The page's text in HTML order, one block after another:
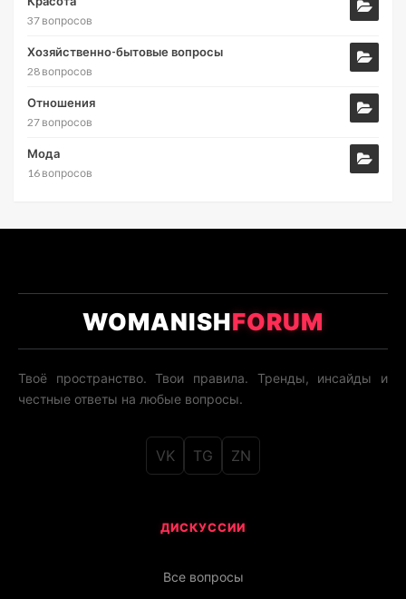
37 вопросов
Хозяйственно-бытовые вопросы
28 вопросов
Отношения
27 вопросов
Мода
16 вопросов
WOMANISHFORUM
Твоё пространство. Твои правила. Тренды, инсайды и
честные ответы на любые вопросы.
VK TG ZN
ДИСКУССИИ
Все вопросы